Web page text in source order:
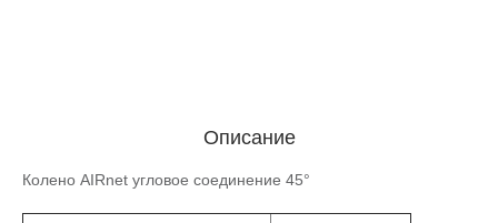
Описание
Колено AIRnet угловое соединение 45°